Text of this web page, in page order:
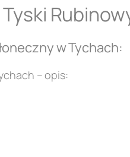
w Tychach:
– opis: